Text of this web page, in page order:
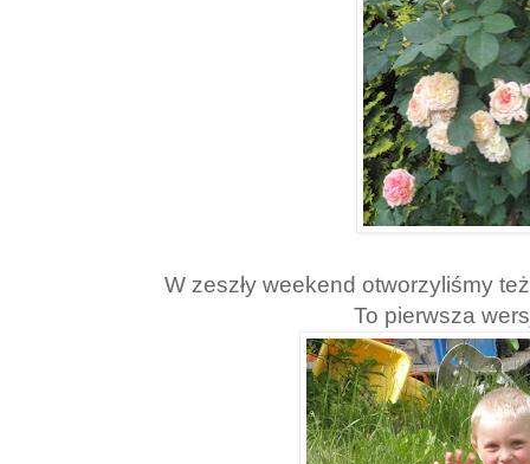
W zeszły weekend otworzyliśmy
To pierwsza